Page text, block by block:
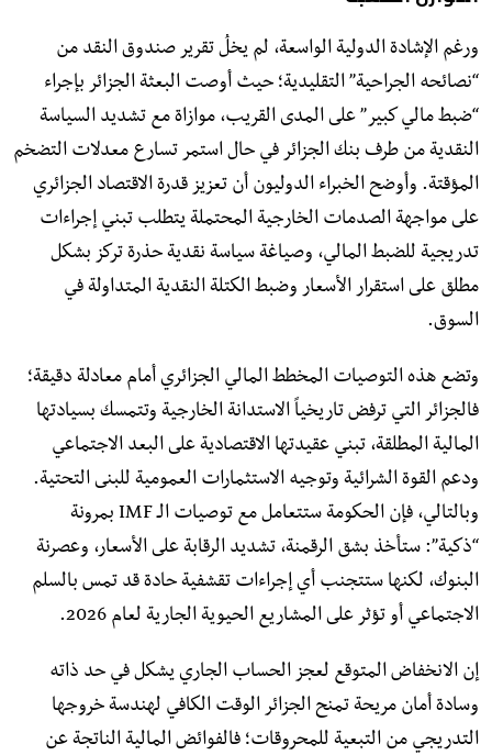
ورغم الإشادة الدولية الواسعة، لم يخلُ تقرير صندوق النقد من
“نصائحه الجراحية” التقليدية؛ حيث أوصت البعثة الجزائر بإجراء
“ضبط مالي كبير” على المدى القريب، موازاة مع تشديد السياسة
النقدية من طرف بنك الجزائر في حال استمر تسارع معدلات التضخم
المؤقتة. وأوضح الخبراء الدوليون أن تعزيز قدرة الاقتصاد الجزائري
على مواجهة الصدمات الخارجية المحتملة يتطلب تبني إجراءات
تدريجية للضبط المالي، وصياغة سياسة نقدية حذرة تركز بشكل
مطلق على استقرار الأسعار وضبط الكتلة النقدية المتداولة في
السوق.
وتضع هذه التوصيات المخطط المالي الجزائري أمام معادلة دقيقة؛
فالجزائر التي ترفض تاريخياً الاستدانة الخارجية وتتمسك بسيادتها
المالية المطلقة، تبني عقيدتها الاقتصادية على البعد الاجتماعي
ودعم القوة الشرائية وتوجيه الاستثمارات العمومية للبنى التحتية.
وبالتالي، فإن الحكومة ستتعامل مع توصيات الـ IMF بمرونة
“ذكية”: ستأخذ بشق الرقمنة، تشديد الرقابة على الأسعار، وعصرنة
البنوك، لكنها ستتجنب أي إجراءات تقشفية حادة قد تمس بالسلم
الاجتماعي أو تؤثر على المشاريع الحيوية الجارية لعام 2026.
إن الانخفاض المتوقع لعجز الحساب الجاري يشكل في حد ذاته
وسادة أمان مريحة تمنح الجزائر الوقت الكافي لهندسة خروجها
التدريجي من التبعية للمحروقات؛ فالفوائض المالية الناتجة عن